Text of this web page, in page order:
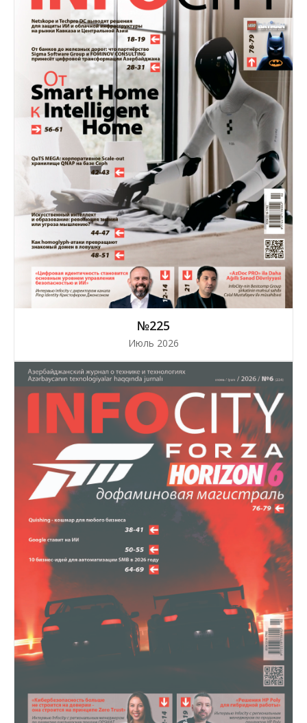
№225
Июль 2026